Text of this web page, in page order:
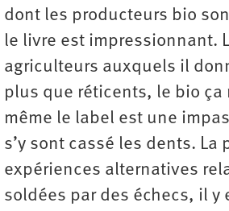
dont les producteurs bio
le livre est impressionnant.
agriculteurs auxquels il
plus que réticents, le bio ça
même le label est une
s’y sont cassé les dents. La
expériences alternatives
soldées par des échecs, il y